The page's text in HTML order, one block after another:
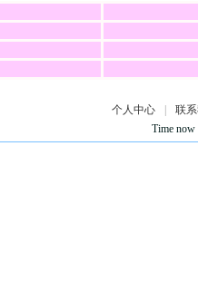
个人中心
联
Time now